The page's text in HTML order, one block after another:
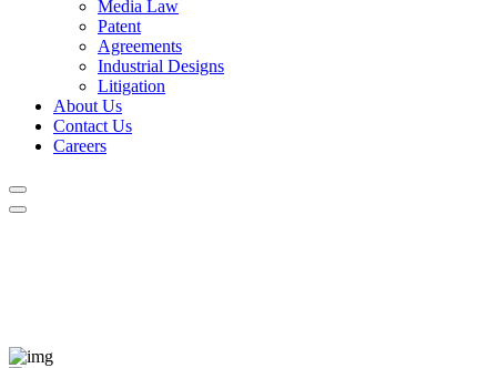
Media Law
Patent
Agreements
Industrial Designs
Litigation
About Us
Contact Us
Careers